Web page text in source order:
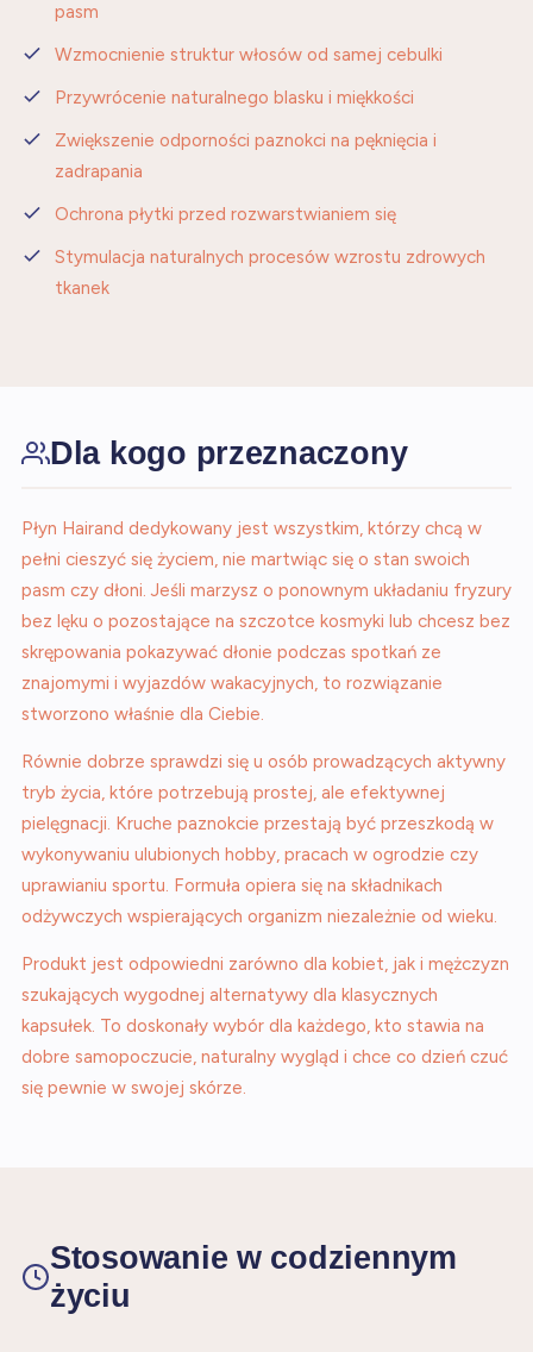
pasm
Wzmocnienie struktur włosów od samej cebulki
Przywrócenie naturalnego blasku i miękkości
Zwiększenie odporności paznokci na pęknięcia i
zadrapania
Ochrona płytki przed rozwarstwianiem się
Stymulacja naturalnych procesów wzrostu zdrowych
tkanek
Dla kogo przeznaczony
Płyn Hairand dedykowany jest wszystkim, którzy chcą w
pełni cieszyć się życiem, nie martwiąc się o stan swoich
pasm czy dłoni. Jeśli marzysz o ponownym układaniu fryzury
bez lęku o pozostające na szczotce kosmyki lub chcesz bez
skrępowania pokazywać dłonie podczas spotkań ze
znajomymi i wyjazdów wakacyjnych, to rozwiązanie
stworzono właśnie dla Ciebie.
Równie dobrze sprawdzi się u osób prowadzących aktywny
tryb życia, które potrzebują prostej, ale efektywnej
pielęgnacji. Kruche paznokcie przestają być przeszkodą w
wykonywaniu ulubionych hobby, pracach w ogrodzie czy
uprawianiu sportu. Formuła opiera się na składnikach
odżywczych wspierających organizm niezależnie od wieku.
Produkt jest odpowiedni zarówno dla kobiet, jak i mężczyzn
szukających wygodnej alternatywy dla klasycznych
kapsułek. To doskonały wybór dla każdego, kto stawia na
dobre samopoczucie, naturalny wygląd i chce co dzień czuć
się pewnie w swojej skórze.
Stosowanie w codziennym
życiu